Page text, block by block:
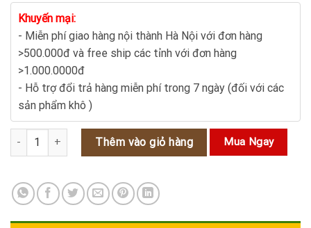
Khuyến mại:
- Miễn phí giao hàng nội thành Hà Nội với đơn hàng
>500.000đ và free ship các tỉnh với đơn hàng
>1.000.0000đ
- Hỗ trợ đổi trả hàng miễn phí trong 7 ngày (đối với các
sản phẩm khô )
Táo đỏ tân cương tăng cường sức khỏe làm đẹp diệu kỳ số lượng
Thêm vào giỏ hàng Mua Ngay